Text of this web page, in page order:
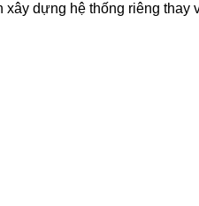
dựng hệ thống riêng thay